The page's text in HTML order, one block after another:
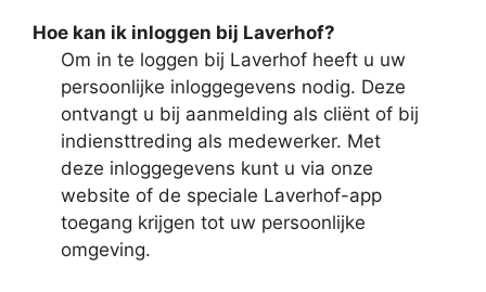
Hoe kan ik inloggen bij Laverhof?
Om in te loggen bij Laverhof heeft u uw
persoonlijke inloggegevens nodig. Deze
ontvangt u bij aanmelding als cliënt of bij
indiensttreding als medewerker. Met
deze inloggegevens kunt u via onze
website of de speciale Laverhof-app
toegang krijgen tot uw persoonlijke
omgeving.